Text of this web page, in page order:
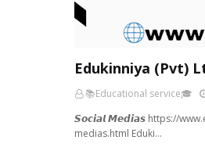
Edukinniya (Pvt)
📚Educational service🎓
𝙎𝙤𝙘𝙞𝙖𝙡 𝙈𝙚𝙙𝙞𝙖𝙨 https://
medias.html Eduki…